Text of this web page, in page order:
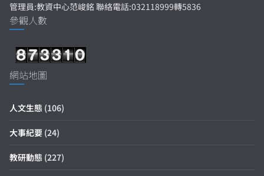
管理員:教資中心范峻銘 聯絡電話:032118999轉5836
參觀人數
網站地圖
人文生態 (106)
大事紀要 (24)
教研動態 (227)